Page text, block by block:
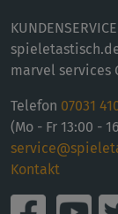
KUNDENSERVICE
marvel services
Telefon 07031
(Mo - Fr 13:00 -
Kontakt